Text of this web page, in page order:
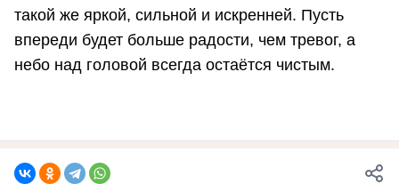
такой же яркой, сильной и искренней. Пусть
впереди будет больше радости, чем тревог, а
небо над головой всегда остаётся чистым.